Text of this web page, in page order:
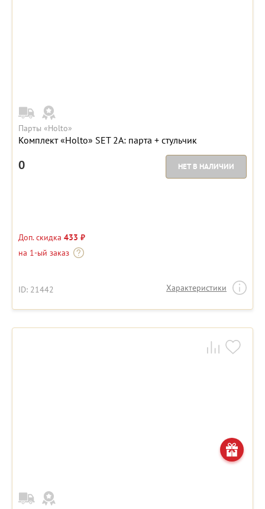
Парты «Holto»
Комплект «Holto» SET 2A: парта + стульчик
0 НЕТ В НАЛИЧИИ
Доп. скидка 433 ₽
на 1-ый заказ
ID: 21442 Характеристики